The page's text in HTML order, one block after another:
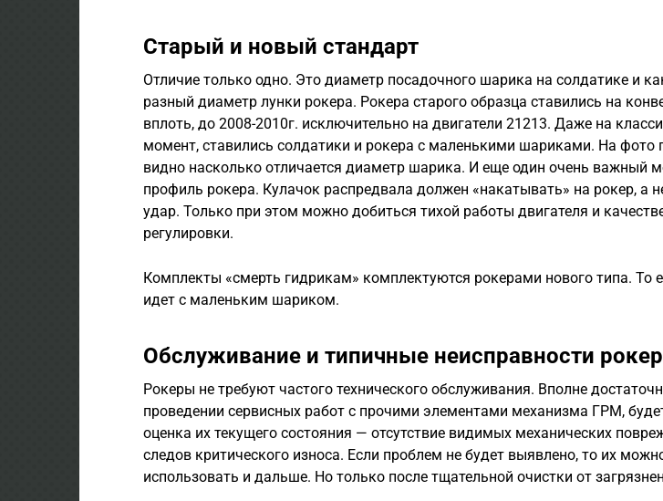
Старый и новый стандарт
Отличие только одно. Это диаметр посадочного шарика на солдатике и
разный диаметр лунки рокера. Рокера старого образца ставились на
вплоть, до 2008-2010г. исключительно на двигатели 21213. Даже на
момент, ставились солдатики и рокера с маленькими шариками. На фото
видно насколько отличается диаметр шарика. И еще один очень важный
профиль рокера. Кулачок распредвала должен «накатывать» на рокер, а
удар. Только при этом можно добиться тихой работы двигателя и
регулировки.
Комплекты «смерть гидрикам» комплектуются рокерами нового типа. То
идет с маленьким шариком.
Обслуживание и типичные неисправности
Рокеры не требуют частого технического обслуживания. Вполне
проведении сервисных работ с прочими элементами механизма ГРМ,
оценка их текущего состояния — отсутствие видимых механических
следов критического износа. Если проблем не будет выявлено, то их
использовать и дальше. Но только после тщательной очистки от